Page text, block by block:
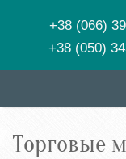
+38 (066)
+38 (050)
Торговые